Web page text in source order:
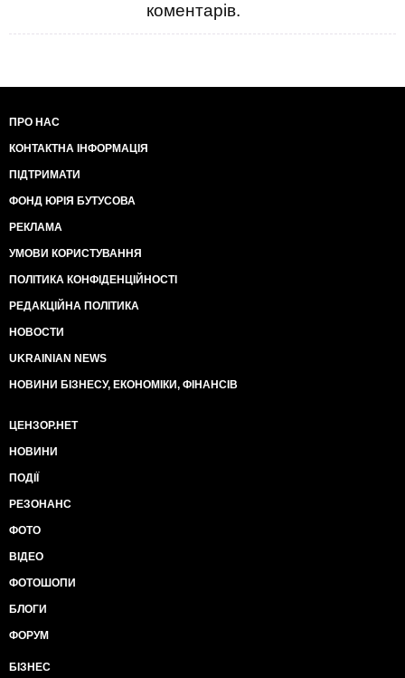
коментарів.
ПРО НАС
КОНТАКТНА ІНФОРМАЦІЯ
ПІДТРИМАТИ
ФОНД ЮРІЯ БУТУСОВА
РЕКЛАМА
УМОВИ КОРИСТУВАННЯ
ПОЛІТИКА КОНФІДЕНЦІЙНОСТІ
РЕДАКЦІЙНА ПОЛІТИКА
НОВОСТИ
UKRAINIAN NEWS
НОВИНИ БІЗНЕСУ, ЕКОНОМІКИ, ФІНАНСІВ
ЦЕНЗОР.НЕТ
НОВИНИ
ПОДІЇ
РЕЗОНАНС
ФОТО
ВІДЕО
ФОТОШОПИ
БЛОГИ
ФОРУМ
БІЗНЕС